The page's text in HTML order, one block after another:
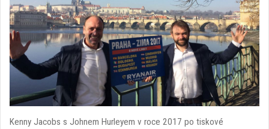
Kenny Jacobs s Johnem Hurleyem v roce 2017 po tiskové